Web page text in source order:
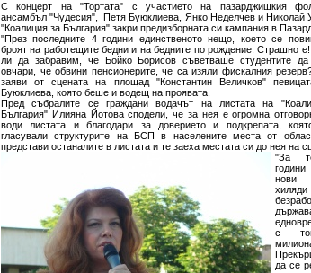
С концерт на "Тортата" с участието на пазарджишкия
ансамбъл "Чудесия", Петя Буюклиева, Янко Неделчев и Николай
"Коалиция за България" закри предизборната си кампания в
"През последните 4 години единственото нещо, което се
броят на работещите бедни и на бедните по рождение. Страшно
ли да забравим, че Бойко Борисов съветваше студентите да
овчари, че обвини пенсионерите, че са изяли фискалния
заяви от сцената на площад "Константин Величков"
Буюклиева, която беше и водещ на проявата.
Пред събралите се граждани водачът на листата на
България" Илияна Йотова сподели, че за нея е огромна
води листата и благодари за доверието и подкрепата,
гласували структурите на БСП в населените места от
представи останалите в листата и те заеха местата си до нея на
"За
хиляди
с
да се